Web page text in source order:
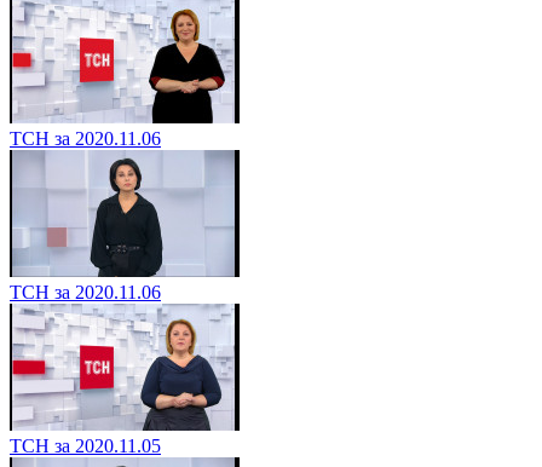
ТСН за 2020.11.06
ТСН за 2020.11.06
ТСН за 2020.11.05